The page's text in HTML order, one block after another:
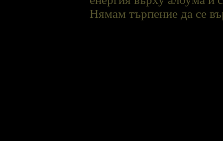
Нямам търпение да се